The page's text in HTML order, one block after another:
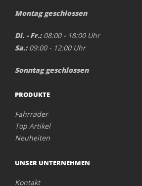
Montag geschlossen
Di. - Fr.:08:00 - 18:00 Uhr
Sa.:09:00 - 12:00 Uhr
Sonntag geschlossen
PRODUKTE
Fahrräder
Top Artikel
Neuheiten
UNSER UNTERNEHMEN
Kontakt